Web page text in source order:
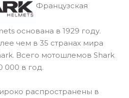
Французская
основана в 1929 году.
чем в 35 странах мира
Всего мотошлемов Shark
000 в год.
распространены в